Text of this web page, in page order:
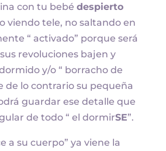
con tu bebé despierto
viendo tele, no saltando en
“ activado” porque será
revoluciones bajen y
y/o “ borracho de
de lo contrario su pequeña
guardar ese detalle que
de todo “ el dormirSE”.
a su cuerpo” ya viene la